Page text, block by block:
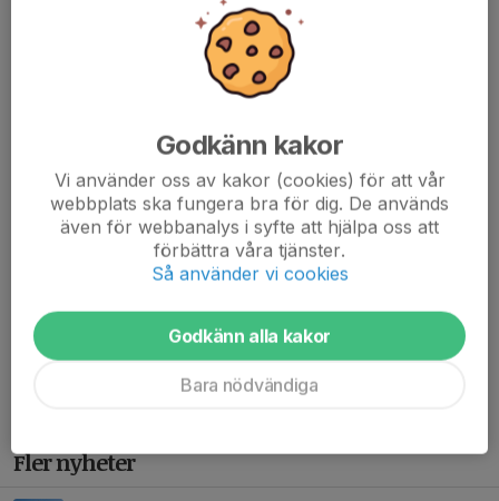
Nytt ansikte i IFK inför säsongsavslutningen under hösten.
Teodor var med och tränade hos oss några gånger under början
av säsongen men bestämde sig för att ge Carlstad Crusaders
en möjlighet fram till sommaren....
Fler nyheter
Godkänn kakor
Vi använder oss av kakor (cookies) för att vår
webbplats ska fungera bra för dig. De används
även för webbanalys i syfte att hjälpa oss att
förbättra våra tjänster.
Så använder vi cookies
Godkänn alla kakor
Bara nödvändiga